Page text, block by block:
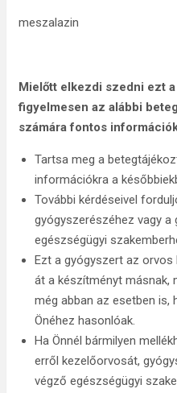
meszalazin
Mielőtt elkezdi szedni ezt
figyelmesen az alábbi
számára fontos
Tartsa meg a
információkra a
További kérdéseivel
gyógyszerészéhez vagy a
egészségügyi
Ezt a gyógyszert az orvos
át a készítményt másnak,
még abban az esetben is,
Önéhez hasonlóak.
Ha Önnél bármilyen
erről kezelőorvosát,
végző egészségügyi